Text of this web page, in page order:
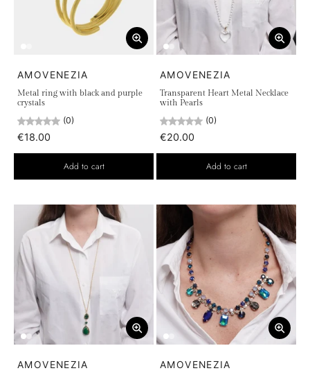
AMOVENEZIA
Metal ring with black and purple
crystals
(0)
€18.00
Add to cart
AMOVENEZIA
Transparent Heart Metal Necklace
with Pearls
(0)
€20.00
Add to cart
AMOVENEZIA AMOVENEZIA